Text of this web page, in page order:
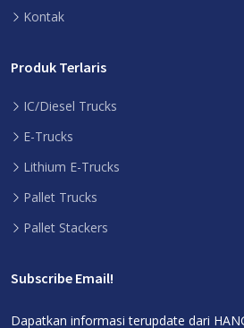
Kontak
Produk Terlaris
IC/Diesel Trucks
E-Trucks
Lithium E-Trucks
Pallet Trucks
Pallet Stackers
Subscribe Email!
Dapatkan informasi terupdate dari